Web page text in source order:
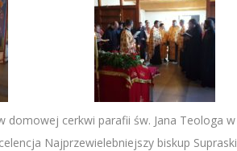
domowej cerkwi parafii św. Jana Teologa w
Najprzewielebniejszy biskup Supraski